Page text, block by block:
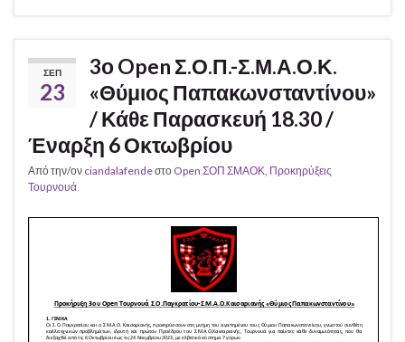
ΣΕΠ
23
3ο Open Σ.Ο.Π.-Σ.Μ.Α.Ο.Κ.
«Θύμιος Παπακωνσταντίνου»
/ Κάθε Παρασκευή 18.30 /
Έναρξη 6 Οκτωβρίου
Από την/ον ciandalafendeστο Open ΣΟΠ ΣΜΑΟΚ Προκηρύξεις
Τουρνουά